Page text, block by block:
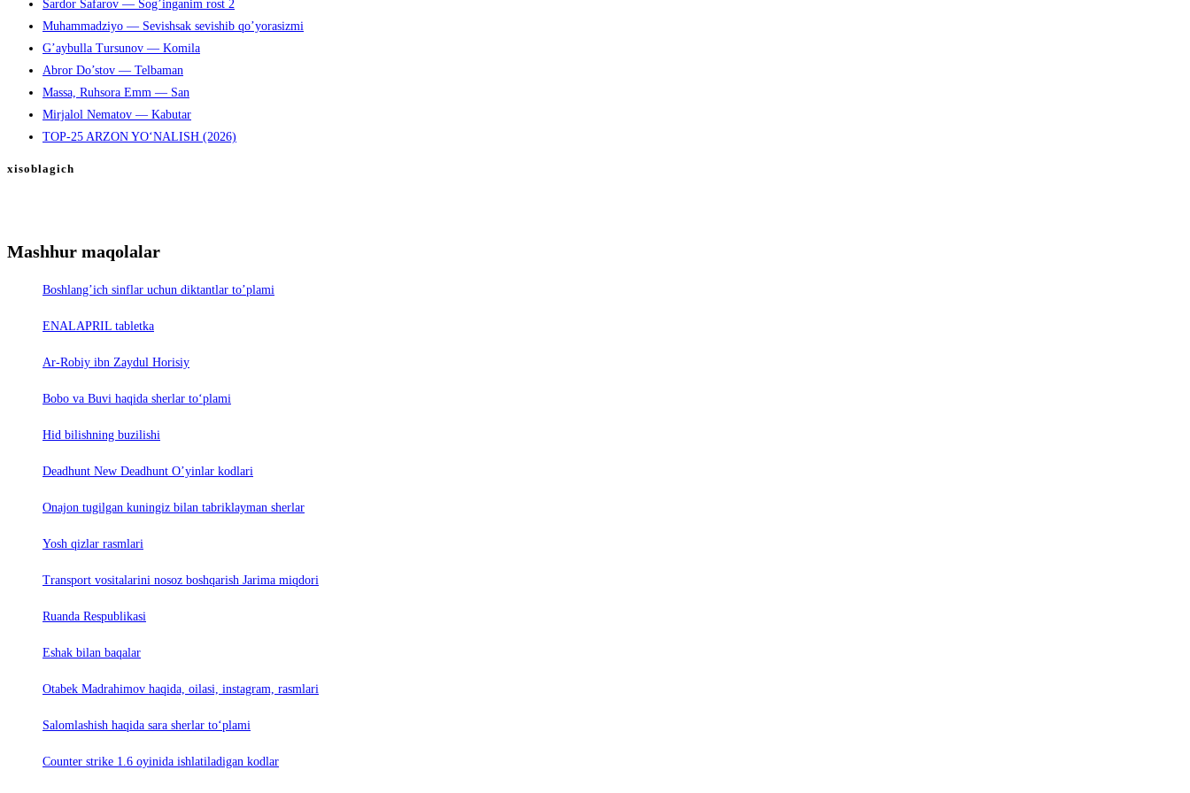
Sardor Safarov — Sog’inganim rost 2
Muhammadziyo — Sevishsak sevishib qo’yorasizmi
G’aybulla Tursunov — Komila
Abror Do’stov — Telbaman
Massa, Ruhsora Emm — San
Mirjalol Nematov — Kabutar
TOP-25 ARZON YO‘NALISH (2026)
xisoblagich
Mashhur maqolalar
Boshlang’ich sinflar uchun diktantlar to’plami
ENALAPRIL tabletka
Ar-Robiy ibn Zaydul Horisiy
Bobo va Buvi haqida sherlar to‘plami
Hid bilishning buzilishi
Deadhunt New Deadhunt O’yinlar kodlari
Onajon tugilgan kuningiz bilan tabriklayman sherlar
Yosh qizlar rasmlari
Trаnsport vositаlаrini nosoz boshqаrish Jаrimа miqdori
Ruanda Respublikasi
Eshak bilan baqalar
Otabek Madrahimov haqida, oilasi, instagram, rasmlari
Salomlashish haqida sara sherlar to‘plami
Counter strike 1.6 oyinida ishlatiladigan kodlar